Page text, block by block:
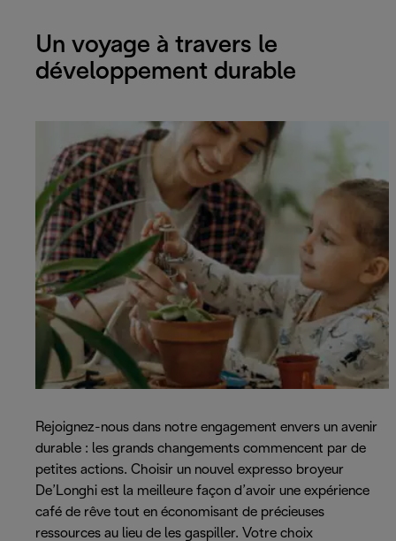
Un voyage à travers le
développement durable
Rejoignez-nous dans notre engagement envers un avenir
durable : les grands changements commencent par de
petites actions. Choisir un nouvel expresso broyeur
De’Longhi est la meilleure façon d’avoir une expérience
café de rêve tout en économisant de précieuses
ressources au lieu de les gaspiller. Votre choix